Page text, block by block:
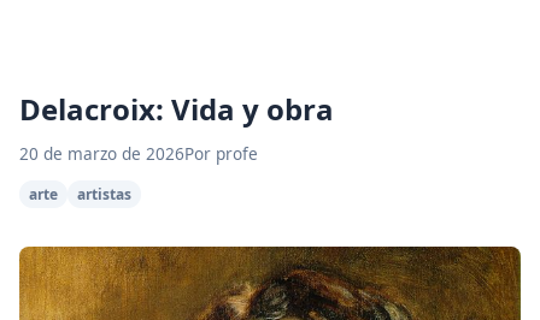
Delacroix: Vida y obra
20 de marzo de 2026Por profe
arte artistas